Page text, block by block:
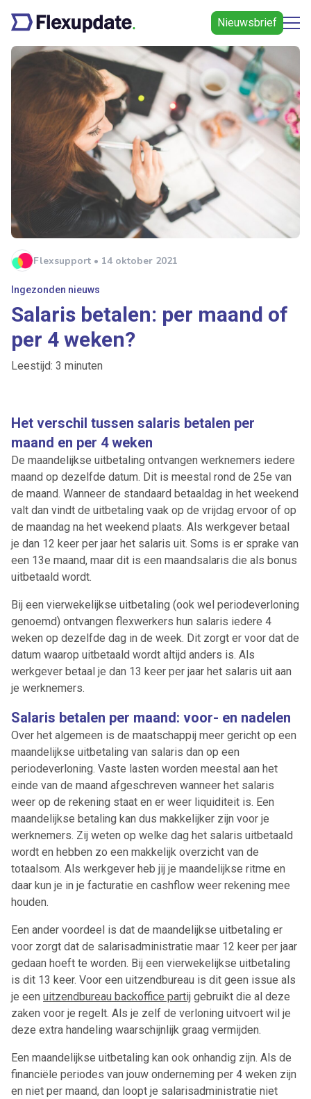
Nieuwsbrief
Flexsupport • 14 oktober 2021
Ingezonden nieuws
Salaris betalen: per maand of
per 4 weken?
Leestijd: 3 minuten
Het verschil tussen salaris betalen per
maand en per 4 weken
De maandelijkse uitbetaling ontvangen werknemers iedere
maand op dezelfde datum. Dit is meestal rond de 25e van
de maand. Wanneer de standaard betaaldag in het weekend
valt dan vindt de uitbetaling vaak op de vrijdag ervoor of op
de maandag na het weekend plaats. Als werkgever betaal
je dan 12 keer per jaar het salaris uit. Soms is er sprake van
een 13e maand, maar dit is een maandsalaris die als bonus
uitbetaald wordt.
Bij een vierwekelijkse uitbetaling (ook wel periodeverloning
genoemd) ontvangen flexwerkers hun salaris iedere 4
weken op dezelfde dag in de week. Dit zorgt er voor dat de
datum waarop uitbetaald wordt altijd anders is. Als
werkgever betaal je dan 13 keer per jaar het salaris uit aan
je werknemers.
Salaris betalen per maand: voor- en nadelen
Over het algemeen is de maatschappij meer gericht op een
maandelijkse uitbetaling van salaris dan op een
periodeverloning. Vaste lasten worden meestal aan het
einde van de maand afgeschreven wanneer het salaris
weer op de rekening staat en er weer liquiditeit is. Een
maandelijkse betaling kan dus makkelijker zijn voor je
werknemers. Zij weten op welke dag het salaris uitbetaald
wordt en hebben zo een makkelijk overzicht van de
totaalsom. Als werkgever heb jij je maandelijkse ritme en
daar kun je in je facturatie en cashflow weer rekening mee
houden.
Een ander voordeel is dat de maandelijkse uitbetaling er
voor zorgt dat de salarisadministratie maar 12 keer per jaar
gedaan hoeft te worden. Bij een vierwekelijkse uitbetaling
is dit 13 keer. Voor een uitzendbureau is dit geen issue als
je een uitzendbureau backoffice partij gebruikt die al deze
zaken voor je regelt. Als je zelf de verloning uitvoert wil je
deze extra handeling waarschijnlijk graag vermijden.
Een maandelijkse uitbetaling kan ook onhandig zijn. Als de
financiële periodes van jouw onderneming per 4 weken zijn
en niet per maand, dan loopt je salarisadministratie niet